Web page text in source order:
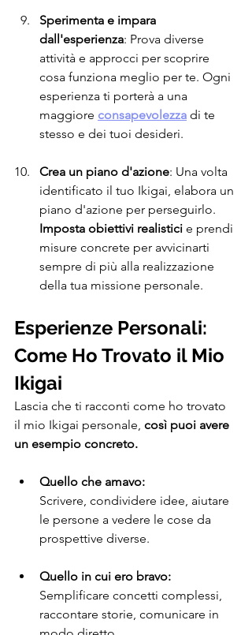
Sperimenta e impara
dall'esperienza: Prova diverse
attività e approcci per scoprire
cosa funziona meglio per te. Ogni
esperienza ti porterà a una
maggiore consapevolezza di te
stesso e dei tuoi desideri.
Crea un piano d'azione: Una volta
identificato il tuo Ikigai, elabora un
piano d'azione per perseguirlo.
Imposta obiettivi realistici e prendi
misure concrete per avvicinarti
sempre di più alla realizzazione
della tua missione personale.
Esperienze Personali:
Come Ho Trovato il Mio
Ikigai
Lascia che ti racconti come ho trovato
il mio Ikigai personale, così puoi avere
un esempio concreto.
Quello che amavo:
Scrivere, condividere idee, aiutare
le persone a vedere le cose da
prospettive diverse.
Quello in cui ero bravo:
Semplificare concetti complessi,
raccontare storie, comunicare in